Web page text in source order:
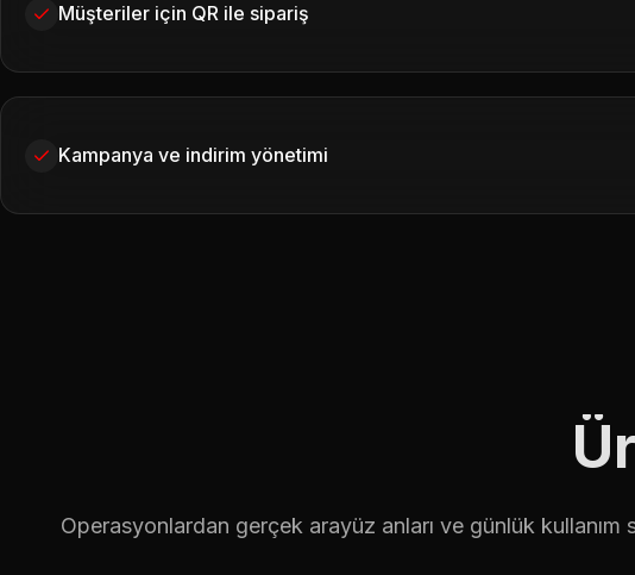
Müşteriler için QR ile sipariş
Kampanya ve indirim yönetimi
Operasyonlardan gerçek arayüz anları ve günlük kullanım